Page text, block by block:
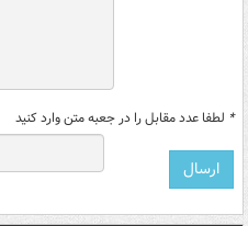
* لطفا عدد مقابل را در جعبه متن وارد کنید